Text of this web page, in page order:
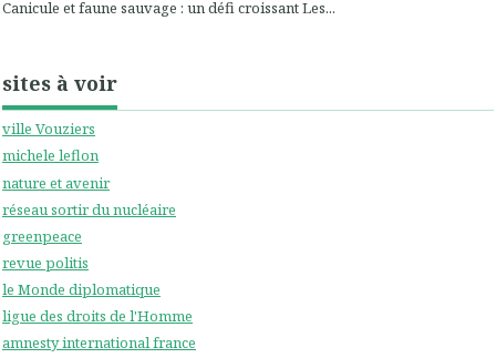
Canicule et faune sauvage : un défi croissant Les...
sites à voir
ville Vouziers
michele leflon
nature et avenir
réseau sortir du nucléaire
greenpeace
revue politis
le Monde diplomatique
ligue des droits de l'Homme
amnesty international france